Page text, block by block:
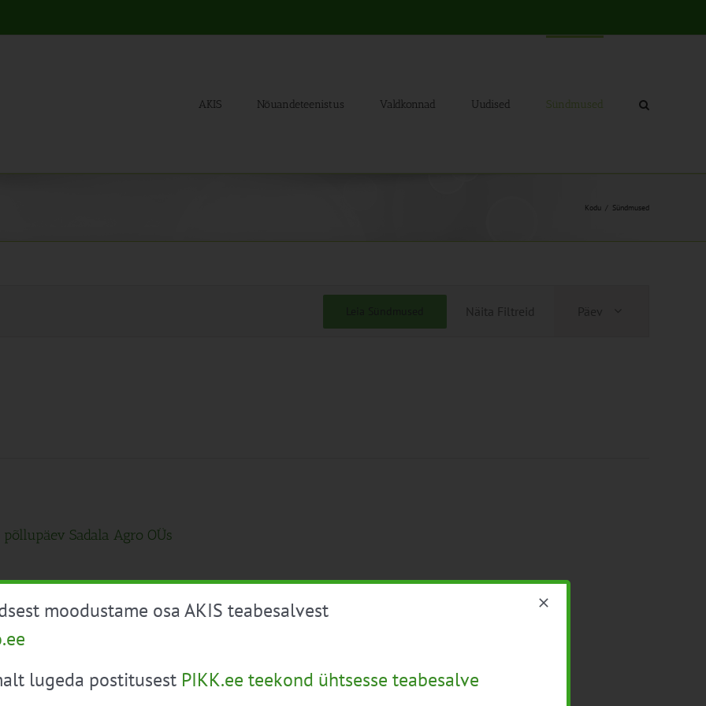
AKIS Nõuandeteenistus Valdkonnad Uudised Sündmused
Kodu Sündmused
Näita Filtreid
Views
Päev
Sadala Agro OÜs
OÜ kutsuvad osalema põllupäevale, kus tutvustatakse
moodustame osa AKIS teabesalvest
lugeda postitusest PIKK.ee teekond ühtsesse teabesalve